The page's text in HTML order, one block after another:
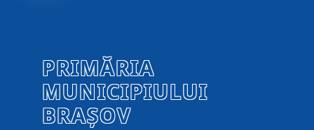
PRIMĂRIA
MUNICIPIULUI
BRAȘOV